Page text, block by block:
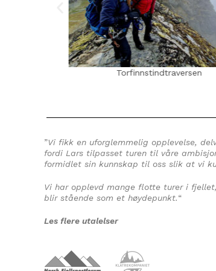
Torfinnstindtraversen
”Vi fikk en uforglemmelig opplevelse,
fordi Lars tilpasset turen til våre
formidlet sin kunnskap til oss slik at vi
Vi har opplevd mange flotte turer i
blir stående som et høydepunkt.“
Les flere utalelser